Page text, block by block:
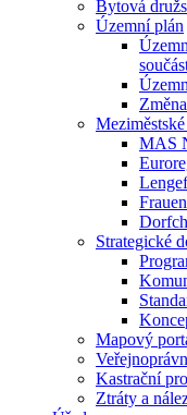
Bytová
Územní plán
MAS
Strategické
Mapový
Kastrační
Ztráty a